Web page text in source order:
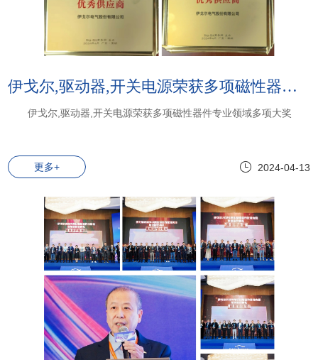
伊戈尔,驱动器,开关电源荣获多项磁性器件专业领域多项大奖
伊戈尔,驱动器,开关电源荣获多项磁性器件专业领域多项大奖
更多+ 2024-04-13